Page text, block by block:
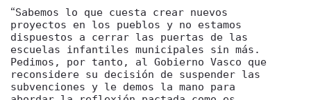
“Sabemos lo que cuesta crear nuevos
proyectos en los pueblos y no estamos
dispuestos a cerrar las puertas de las
escuelas infantiles municipales sin más.
Pedimos, por tanto, al Gobierno Vasco que
reconsidere su decisión de suspender las
subvenciones y le demos la mano para